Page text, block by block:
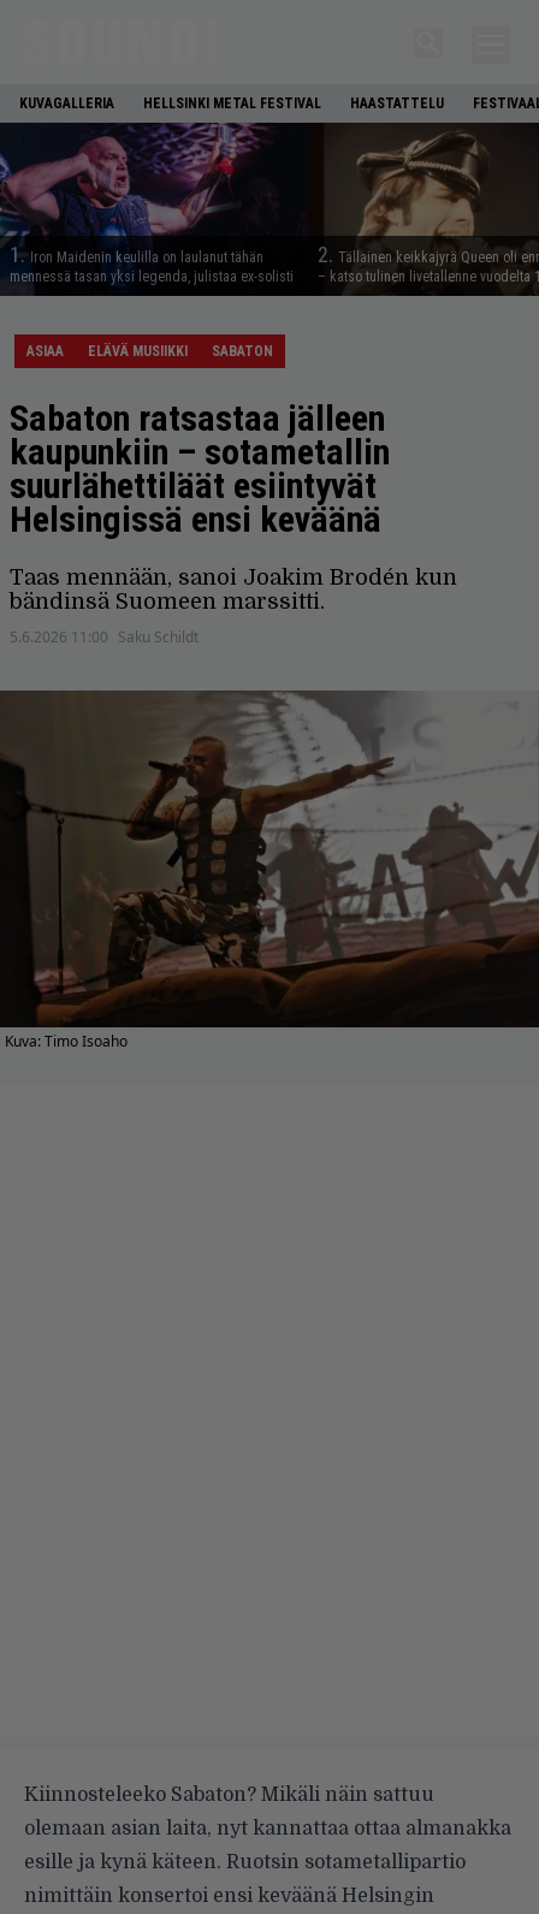
KUVAGALLERIA HELLSINKI METAL FESTIVAL HAASTATTELU
1. Iron Maidenin keulilla on laulanut tähän
mennessä tasan yksi legenda, julistaa ex-solisti
2. Tällainen keikkajyrä Queen oli
– katso tulinen livetallenne vuodelta
ASIAA ELÄVÄ MUSIIKKI SABATON
Sabaton ratsastaa jälleen
kaupunkiin – sotametallin
suurlähettiläät esiintyvät
Helsingissä ensi keväänä
Taas mennään, sanoi Joakim Brodén kun
bändinsä Suomeen marssitti.
5.6.2026 11:00 Saku Schildt
Kuva: Timo Isoaho
Kiinnosteleeko Sabaton? Mikäli näin sattuu
olemaan asian laita, nyt kannattaa ottaa almanakka
esille ja kynä käteen. Ruotsin sotametallipartio
nimittäin konsertoi ensi keväänä Helsingin